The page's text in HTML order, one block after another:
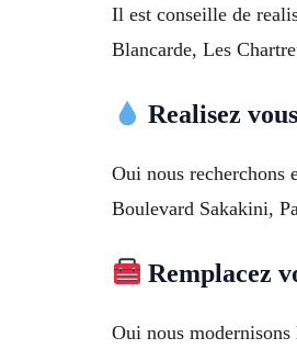
Il est conseille de
Blancarde, Les
Realisez
Oui nous recherchons
Boulevard Sakakini,
Remplacez
Oui nous